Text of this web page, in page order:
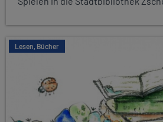
Lesen, Bücher